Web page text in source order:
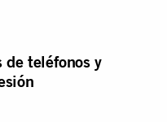
de teléfonos y